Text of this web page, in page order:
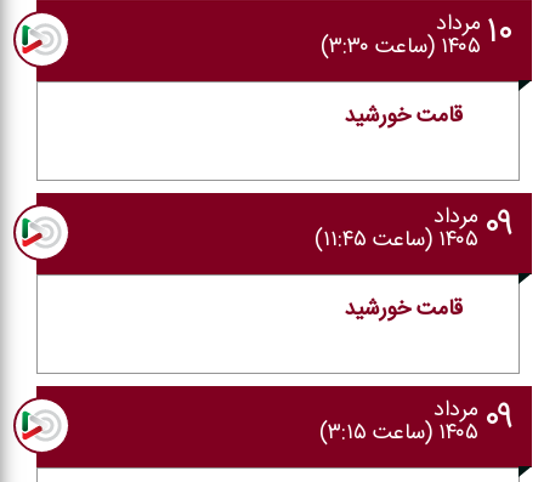
۱۰ مرداد
۱۴۰۵ (ساعت ۳:۳۰)
قامت خورشید
۰۹ مرداد
۱۴۰۵ (ساعت ۱۱:۴۵)
قامت خورشید
۰۹ مرداد
۱۴۰۵ (ساعت ۳:۱۵)